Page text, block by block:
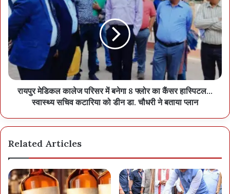
रायपुर मेडिकल कालेज परिसर में बनेगा 8 फ्लोर का कैंसर हास्पिटल...
स्वास्थ्य सचिव कटारिया को डीन डा. चौधरी ने बताया प्लान
Related Articles